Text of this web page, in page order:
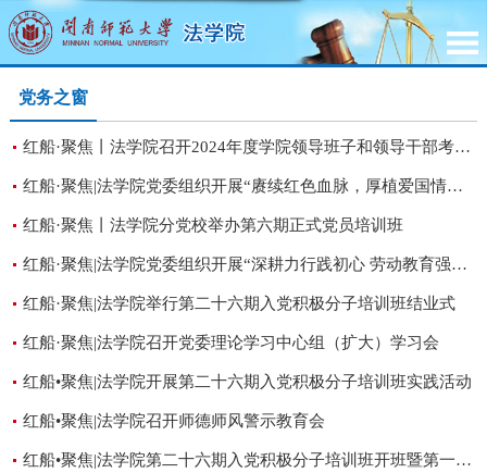
党务之窗
红船·聚焦丨法学院召开2024年度学院领导班子和领导干部考核述职测评会
红船·聚焦|法学院党委组织开展“赓续红色血脉，厚植爱国情怀”主题观影党日活动
红船·聚焦丨法学院分党校举办第六期正式党员培训班
红船·聚焦|法学院党委组织开展“深耕力行践初心 劳动教育强党性”主题党日活动
红船·聚焦|法学院举行第二十六期入党积极分子培训班结业式
红船·聚焦|法学院召开党委理论学习中心组（扩大）学习会
红船•聚焦|法学院开展第二十六期入党积极分子培训班实践活动
红船•聚焦|法学院召开师德师风警示教育会
红船•聚焦|法学院第二十六期入党积极分子培训班开班暨第一次党课培训